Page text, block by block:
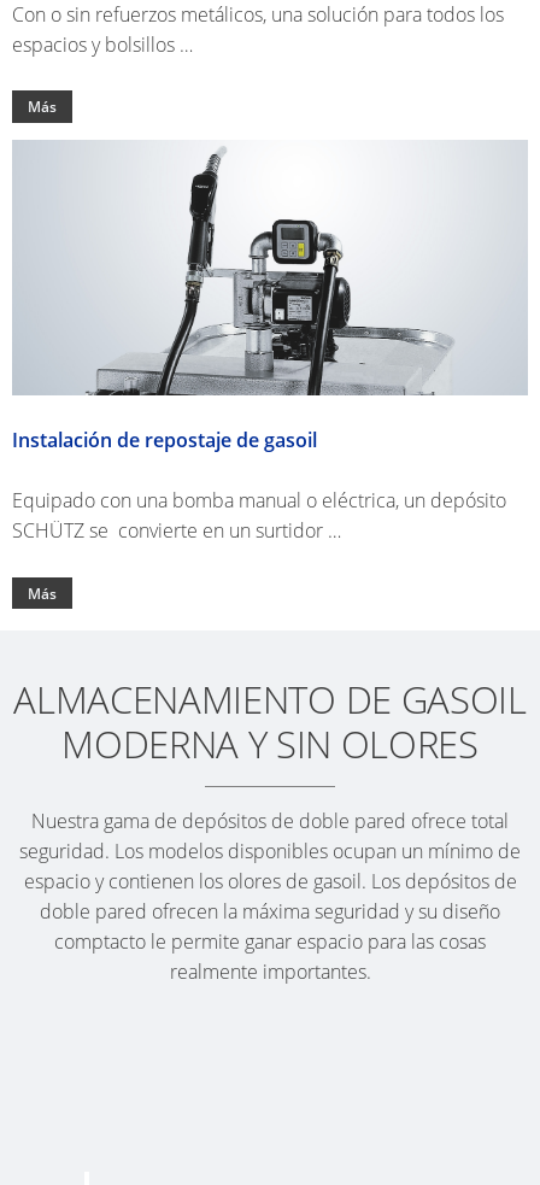
Con o sin refuerzos metálicos, una solución para todos los
espacios y bolsillos …
Más
Instalación de repostaje de gasoil
Equipado con una bomba manual o eléctrica, un depósito
SCHÜTZ se convierte en un surtidor …
Más
ALMACENAMIENTO DE GASOIL
MODERNA Y SIN OLORES
Nuestra gama de depósitos de doble pared ofrece total
seguridad. Los modelos disponibles ocupan un mínimo de
espacio y contienen los olores de gasoil. Los depósitos de
doble pared ofrecen la máxima seguridad y su diseño
comptacto le permite ganar espacio para las cosas
realmente importantes.